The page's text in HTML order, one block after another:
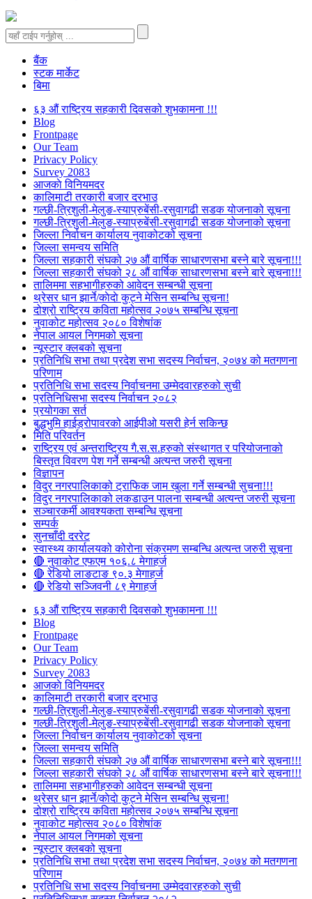
बैंक
स्टक मार्केट
बिमा
६३ औं राष्ट्रिय सहकारी दिवसको शुभकामना !!!
Blog
Frontpage
Our Team
Privacy Policy
Survey 2083
आजकाे विनियमदर
कालिमाटी तरकारी बजार दरभाउ
गल्छी-त्रिशुली-मेलुङ-स्याप्रुबेंसी-रसुवागढी सडक योजनाको सूचना
गल्छी-त्रिशुली-मेलुङ-स्याप्रुबेंसी-रसुवागढी सडक योजनाको सूचना
जिल्ला निर्वाचन कार्यालय नुवाकोटको सूचना
जिल्ला समन्वय समिति
जिल्ला सहकारी संघको २७ औं वार्षिक साधारणसभा बस्ने बारे सूचना!!!
जिल्ला सहकारी संघको २८ औं वार्षिक साधारणसभा बस्ने बारे सूचना!!!
तालिममा सहभागीहरुको आवेदन सम्बन्धी सूचना
थ्रेसर धान झार्ने/काेदाे कुट्ने मेसिन सम्बन्धि सूचना!
दोश्रो राष्ट्रिय कविता महोत्सव २०७५ सम्बन्धि सूचना
नुवाकोट महोत्सव २०८० विशेषांक
नेपाल आयल निगमको सूचना
न्यूस्टार क्लबको सूचना
प्रतिनिधि सभा तथा प्रदेश सभा सदस्य निर्वाचन, २०७४ को मतगणना
परिणाम
प्रतिनिधि सभा सदस्य निर्वाचनमा उम्मेदवारहरुको सुची
प्रतिनिधिसभा सदस्य निर्वाचन २०८२
प्रयोगका सर्त
बुद्धभुमि हाईड्रोपावरको आईपीओ यसरी हेर्न सकिन्छ
मिति परिवर्तन
राष्ट्रिय एवं अन्तराष्ट्रिय गै.स.स.हरुको संस्थागत र परियोजनाको
बिस्तृत विवरण पेश गर्ने सम्बन्धी अत्यन्त जरुरी सूचना
विज्ञापन
विदुर नगरपालिकाको ट्राफिक जाम खुला गर्ने सम्बन्धी सुचना!!!
विदुर नगरपालिकाको लकडाउन पालना सम्बन्धी अत्यन्त जरुरी सूचना
सञ्चारकर्मी आवश्यकता सम्बन्धि सूचना
सम्पर्क
सुनचाँदी दररेट
स्वास्थ्य कार्यालयको कोरोना संक्रमण सम्बन्धि अत्यन्त जरुरी सूचना
🔴 नुवाकोट एफएम १०६.८ मेगाहर्ज
🔴 रेडियो लाङटाङ ९०.३ मेगाहर्ज
🔴 रेडियो सञ्जिवनी ८९ मेगाहर्ज
६३ औं राष्ट्रिय सहकारी दिवसको शुभकामना !!!
Blog
Frontpage
Our Team
Privacy Policy
Survey 2083
आजकाे विनियमदर
कालिमाटी तरकारी बजार दरभाउ
गल्छी-त्रिशुली-मेलुङ-स्याप्रुबेंसी-रसुवागढी सडक योजनाको सूचना
गल्छी-त्रिशुली-मेलुङ-स्याप्रुबेंसी-रसुवागढी सडक योजनाको सूचना
जिल्ला निर्वाचन कार्यालय नुवाकोटको सूचना
जिल्ला समन्वय समिति
जिल्ला सहकारी संघको २७ औं वार्षिक साधारणसभा बस्ने बारे सूचना!!!
जिल्ला सहकारी संघको २८ औं वार्षिक साधारणसभा बस्ने बारे सूचना!!!
तालिममा सहभागीहरुको आवेदन सम्बन्धी सूचना
थ्रेसर धान झार्ने/काेदाे कुट्ने मेसिन सम्बन्धि सूचना!
दोश्रो राष्ट्रिय कविता महोत्सव २०७५ सम्बन्धि सूचना
नुवाकोट महोत्सव २०८० विशेषांक
नेपाल आयल निगमको सूचना
न्यूस्टार क्लबको सूचना
प्रतिनिधि सभा तथा प्रदेश सभा सदस्य निर्वाचन, २०७४ को मतगणना
परिणाम
प्रतिनिधि सभा सदस्य निर्वाचनमा उम्मेदवारहरुको सुची